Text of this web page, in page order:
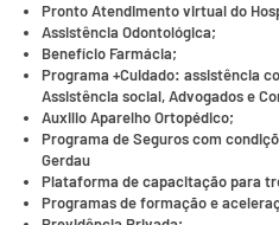
Pronto Atendimento virtual do
Assistência Odontológica;
Benefício Farmácia;
Programa +Cuidado: assistência
Assistência social, Advogados e
Auxilio Aparelho Ortopédico;
Programa de Seguros com
Gerdau
Plataforma de capacitação para
Programas de formação e